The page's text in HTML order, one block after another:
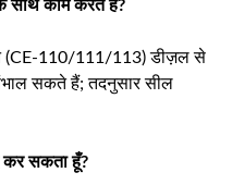
के साथ काम करते हैं?
(CE-110/111/113) डीज़ल से
सकते हैं; तदनुसार सील
कर सकता हूँ?